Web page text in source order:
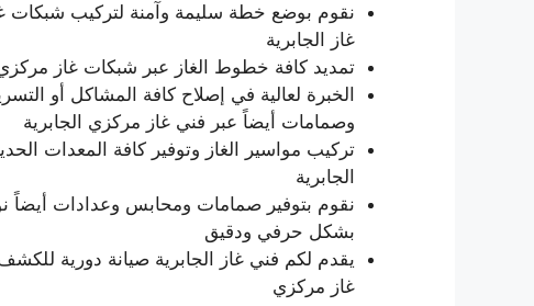
نقوم بوضع خطة سليمة وآمنة لتركيب شبكات
غاز الجابرية
تمديد كافة خطوط الغاز عبر شبكات غاز
الخبرة لعالية في إصلاح كافة المشاكل أو
وصمامات أيضاً عبر فني غاز مركزي الجابرية
تركيب مواسير الغاز وتوفير كافة المعدات
الجابرية
نقوم بتوفير صمامات ومحابس وعدادات أيضاً
بشكل حرفي ودقيق
يقدم لكم فني غاز الجابرية صيانة دورية
غاز مركزي